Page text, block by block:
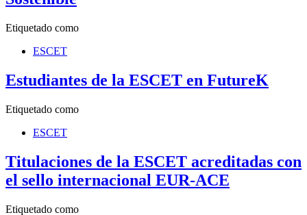
Etiquetado como
ESCET
Estudiantes de la ESCET en FutureK
Etiquetado como
ESCET
Titulaciones de la ESCET acreditadas con
el sello internacional EUR-ACE
Etiquetado como